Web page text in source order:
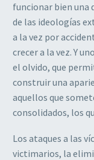
funcionar bien una
de las ideologías
a la vez por
crecer a la vez. Y
el olvido, que
construir una
aquellos que
consolidados, los
Los ataques a las
victimarios, la